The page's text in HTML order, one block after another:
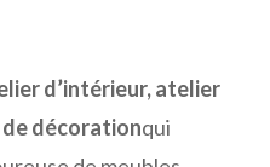
d’intérieur, atelier
de décorationqui